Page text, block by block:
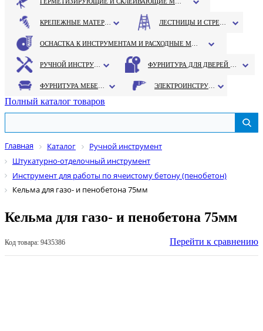
Полный каталог товаров
Главная Каталог
Ручной инструмент
Штукатурно-отделочный инструмент
Инструмент для работы по ячеистому бетону (пенобетон)
Кельма для газо- и пенобетона 75мм
Кельма для газо- и пенобетона 75мм
Код товара: 9435386 Перейти к сравнению